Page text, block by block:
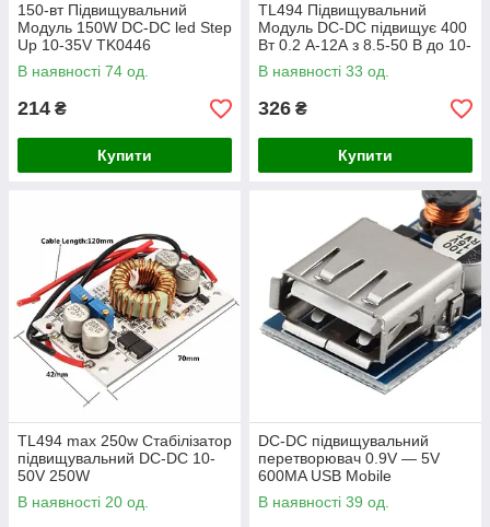
150-вт Підвищувальний
Модуль 150W DC-DC led Step
Up 10-35V TK0446
В наявності 74 од.
214 ₴
Купити
TL494 Підвищувальний
Модуль DC-DC підвищує 400
Вт 0.2 А-12А з 8.5-50 В до 10-
60 В
В наявності 33 од.
326 ₴
Купити
TL494 max 250w Стабілізатор
підвищувальний DC-DC 10-
50V 250W
В наявності 20 од.
DC-DC підвищувальний
перетворювач 0.9V — 5V
600MA USB Mobile
В наявності 39 од.